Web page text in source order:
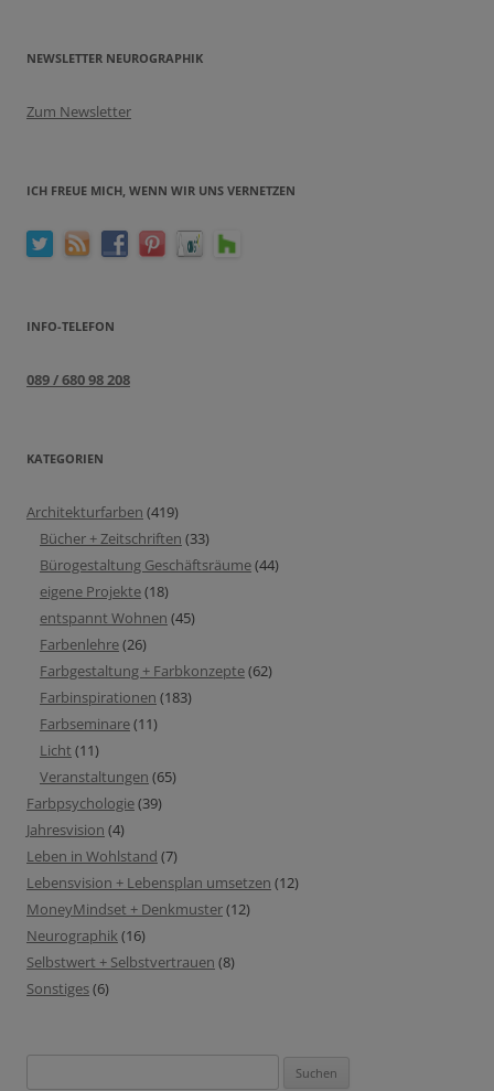
NEWSLETTER NEUROGRAPHIK
Zum Newsletter
ICH FREUE MICH, WENN WIR UNS VERNETZEN
INFO-TELEFON
089 / 680 98 208
KATEGORIEN
Architekturfarben (419)
Bücher + Zeitschriften (33)
Bürogestaltung Geschäftsräume(44)
eigene Projekte(18)
entspannt Wohnen (45)
Farbenlehre(26)
Farbgestaltung + Farbkonzepte(62)
Farbinspirationen (183)
Farbseminare(11)
Licht (11)
Veranstaltungen (65)
Farbpsychologie(39)
Jahresvision (4)
Leben in Wohlstand (7)
Lebensvision + Lebensplan umsetzen (12)
MoneyMindset + Denkmuster(12)
Neurographik(16)
Selbstwert + Selbstvertrauen (8)
Sonstiges(6)